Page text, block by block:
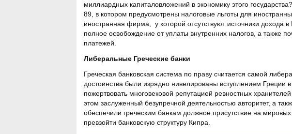
миллиардных капиталовложений в экономику этого
89, в котором предусмотрены налоговые льготы для
иностранная фирма, у которой отсутствуют источники дохода
полное освобождение от уплаты внутренних налогов, а также
платежей.
Либеральные Греческие банки
Греческая банковская система по праву считается самой
достоинства были изрядно нивелированы вступлением Греции
пожертвовать многовековой репутацией ревностных
этом заслуженный безупречной деятельностью авторитет, а
обеспечили греческим банкам должное присутствие на
превзойти банковскую структуру Кипра.